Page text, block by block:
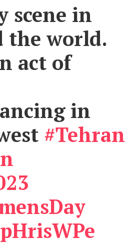
scene in
the world.
act of
in
#Tehran